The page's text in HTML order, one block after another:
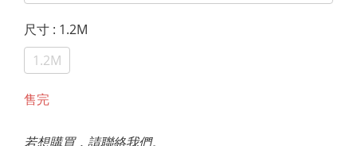
尺寸 : 1.2M
1.2M
售完
若想購買，請聯絡我們。